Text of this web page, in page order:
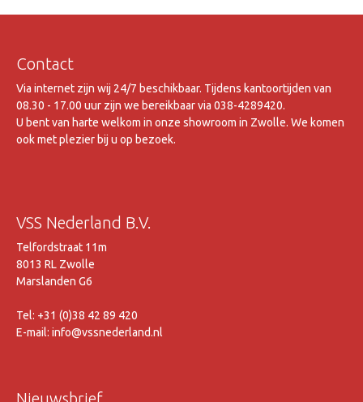
Contact
Via internet zijn wij 24/7 beschikbaar. Tijdens kantoortijden van
08.30 - 17.00 uur zijn we bereikbaar via 038-4289420.
U bent van harte welkom in onze showroom in Zwolle. We komen
ook met plezier bij u op bezoek.
VSS Nederland B.V.
Telfordstraat 11m
8013 RL Zwolle
Marslanden G6
Tel: +31 (0)38 42 89 420
E-mail: info@vssnederland.nl